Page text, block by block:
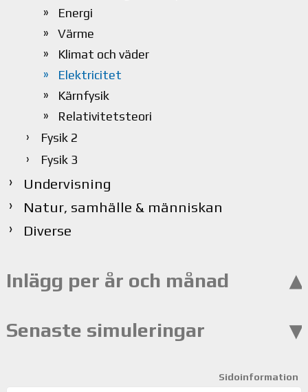
Energi
Värme
Klimat och väder
Elektricitet
Kärnfysik
Relativitetsteori
Fysik 2
Fysik 3
Undervisning
Natur, samhälle & människan
Diverse
Inlägg per år och månad
Senaste simuleringar
Sidoinformation